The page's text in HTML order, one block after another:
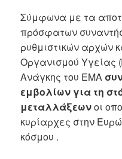
Σύμφωνα με τα
πρόσφατων
ρυθμιστικών αρχών
Οργανισμού Υγείας
Ανάγκης του EMA
εμβολίων για τη
μεταλλάξεωνοι
κυρίαρχες στην
κόσμου .